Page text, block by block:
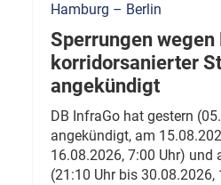
Hamburg – Berlin
Sperrungen wegen
korridorsanierter
angekündigt
DB InfraGo hat gestern
angekündigt, am
16.08.2026, 7:00 Uhr) und
(21:10 Uhr bis 30.08.2026,